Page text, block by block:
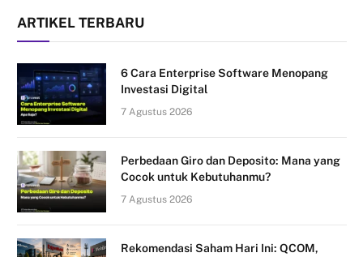
ARTIKEL TERBARU
6 Cara Enterprise Software Menopang
Investasi Digital
7 Agustus 2026
Perbedaan Giro dan Deposito: Mana yang
Cocok untuk Kebutuhanmu?
7 Agustus 2026
Rekomendasi Saham Hari Ini: QCOM,